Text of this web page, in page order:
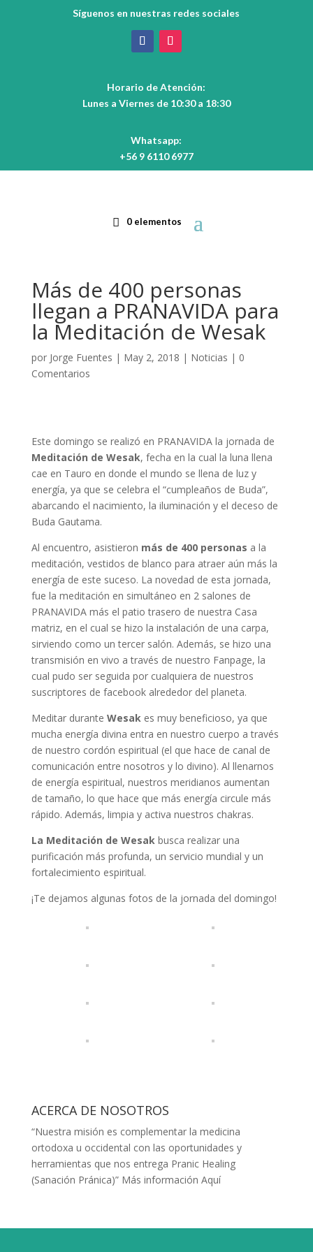
Síguenos en nuestras redes sociales
Horario de Atención:
Lunes a Viernes de 10:30 a 18:30
Whatsapp:
+56 9 6110 6977
0 elementos
Más de 400 personas
llegan a PRANAVIDA para
la Meditación de Wesak
por Jorge Fuentes | May 2, 2018 | Noticias | 0
Comentarios
Este domingo se realizó en PRANAVIDA la jornada de
Meditación de Wesak, fecha en la cual la luna llena
cae en Tauro en donde el mundo se llena de luz y
energía, ya que se celebra el “cumpleaños de Buda”,
abarcando el nacimiento, la iluminación y el deceso de
Buda Gautama.
Al encuentro, asistieron más de 400 personas a la
meditación, vestidos de blanco para atraer aún más la
energía de este suceso. La novedad de esta jornada,
fue la meditación en simultáneo en 2 salones de
PRANAVIDA más el patio trasero de nuestra Casa
matriz, en el cual se hizo la instalación de una carpa,
sirviendo como un tercer salón. Además, se hizo una
transmisión en vivo a través de nuestro Fanpage, la
cual pudo ser seguida por cualquiera de nuestros
suscriptores de facebook alrededor del planeta.
Meditar durante Wesakes muy beneficioso, ya que
mucha energía divina entra en nuestro cuerpo a través
de nuestro cordón espiritual (el que hace de canal de
comunicación entre nosotros y lo divino). Al llenarnos
de energía espiritual, nuestros meridianos aumentan
de tamaño, lo que hace que más energía circule más
rápido. Además, limpia y activa nuestros chakras.
La Meditación de Wesakbusca realizar una
purificación más profunda, un servicio mundial y un
fortalecimiento espiritual.
¡Te dejamos algunas fotos de la jornada del domingo!
ACERCA DE NOSOTROS
“Nuestra misión es complementar la medicina
ortodoxa u occidental con las oportunidades y
herramientas que nos entrega Pranic Healing
(Sanación Pránica)” Más información Aquí